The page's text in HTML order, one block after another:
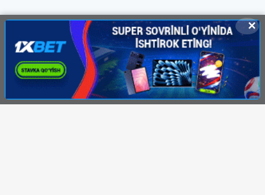
✕